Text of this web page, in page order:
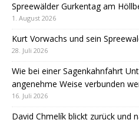
Spreewälder Gurkentag am
1. August 2026
Kurt Vorwachs und sein
28. Juli 2026
Wie bei einer Sagenkahnfahrt
angenehme Weise verbunden
16. Juli 2026
David Chmelík blickt zurück und